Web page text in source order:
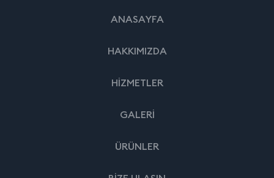
ANASAYFA
HAKKIMIZDA
HİZMETLER
GALERİ
ÜRÜNLER